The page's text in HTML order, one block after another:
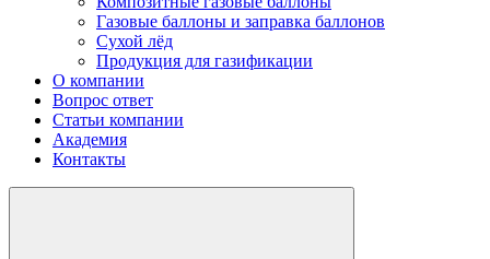
Газовые баллоны и заправка баллонов
Сухой лёд
Продукция для газификации
О компании
Вопрос ответ
Статьи компании
Академия
Контакты